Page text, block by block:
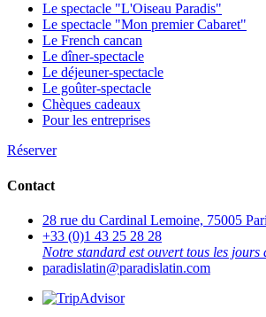
Le spectacle "L'Oiseau Paradis"
Le spectacle "Mon premier Cabaret"
Le French cancan
Le dîner-spectacle
Le déjeuner-spectacle
Le goûter-spectacle
Chèques cadeaux
Pour les entreprises
Réserver
Contact
28 rue du Cardinal Lemoine, 75005
+33 (0)1 43 25 28 28
Notre standard est ouvert tous les jours
paradislatin@paradislatin.com